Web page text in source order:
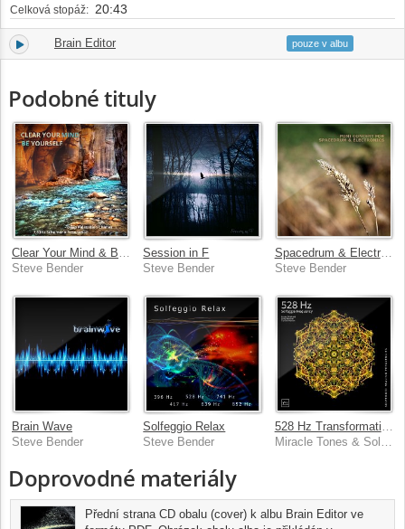
Celková stopáž: 20:43
1. Brain Editor 20:43
pouze v albu
Podobné tituly
Steve Bender
Session in F
Steve Bender
Spacedrum & Electronics
Steve Bender
Brain Wave
Steve Bender
Solfeggio Relax
Steve Bender
528 Hz Transformation and Miracles (DNA Repair)
Miracle Tones & Solfeggio Healing Frequencies MT
Doprovodné materiály
Přední strana CD obalu (cover) k albu Brain Editor ve